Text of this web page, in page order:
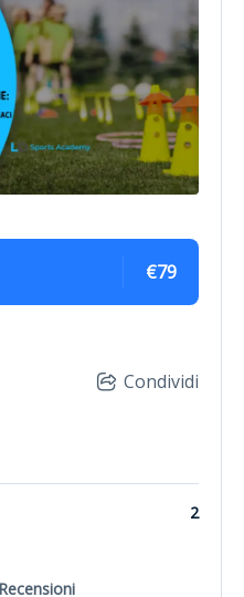
Recensioni
€79
Condividi
2